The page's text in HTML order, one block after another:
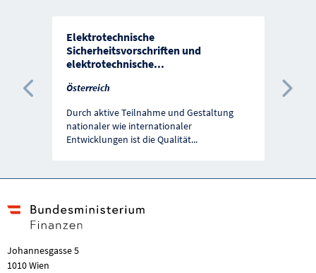
Elektrotechnische
Sicherheitsvorschriften und
elektrotechnische...
Österreich
Durch aktive Teilnahme und Gestaltung
nationaler wie internationaler
Entwicklungen ist die Qualität...
Vorherige Förderung
Johannesgasse 5
1010 Wien